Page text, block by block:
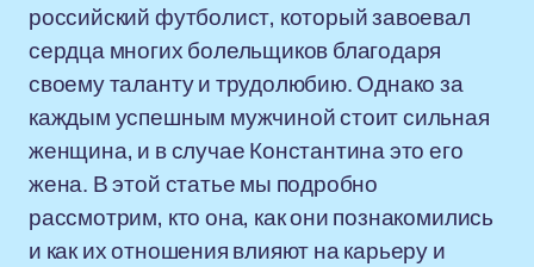
российский футболист, который завоевал
сердца многих болельщиков благодаря
своему таланту и трудолюбию. Однако за
каждым успешным мужчиной стоит сильная
женщина, и в случае Константина это его
жена. В этой статье мы подробно
рассмотрим, кто она, как они познакомились
и как их отношения влияют на карьеру и